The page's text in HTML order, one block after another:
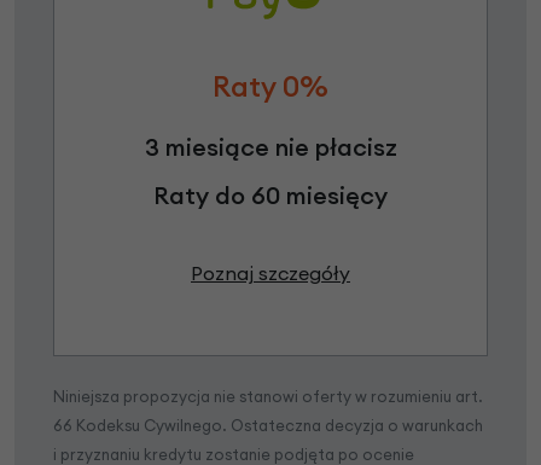
Raty 0%
3 miesiące nie płacisz
Raty do 60 miesięcy
Poznaj szczegóły
Niniejsza propozycja nie stanowi oferty w rozumieniu art.
66 Kodeksu Cywilnego. Ostateczna decyzja o warunkach
i przyznaniu kredytu zostanie podjęta po ocenie